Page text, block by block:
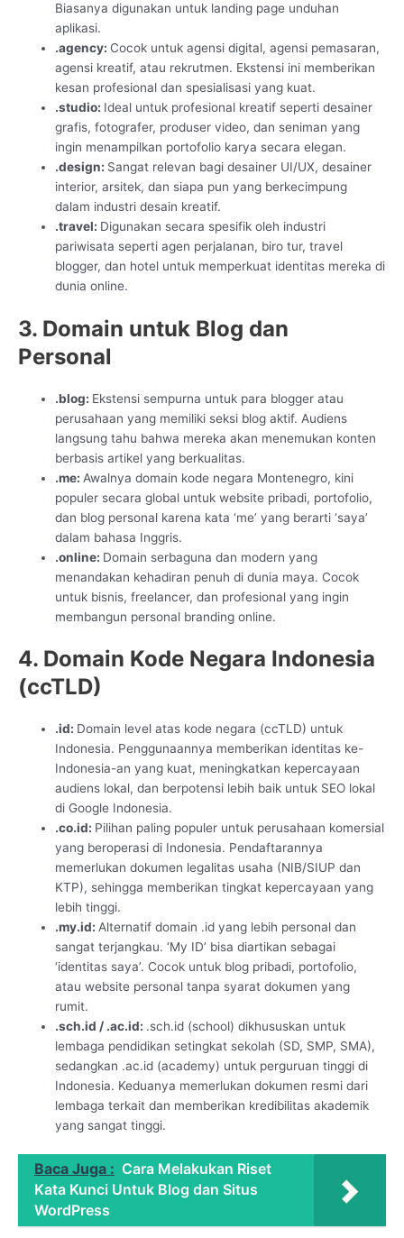
Biasanya digunakan untuk landing page unduhan
aplikasi.
.agency: Cocok untuk agensi digital, agensi pemasaran,
agensi kreatif, atau rekrutmen. Ekstensi ini memberikan
kesan profesional dan spesialisasi yang kuat.
.studio: Ideal untuk profesional kreatif seperti desainer
grafis, fotografer, produser video, dan seniman yang
ingin menampilkan portofolio karya secara elegan.
.design: Sangat relevan bagi desainer UI/UX, desainer
interior, arsitek, dan siapa pun yang berkecimpung
dalam industri desain kreatif.
.travel: Digunakan secara spesifik oleh industri
pariwisata seperti agen perjalanan, biro tur, travel
blogger, dan hotel untuk memperkuat identitas mereka di
dunia online.
3. Domain untuk Blog dan
Personal
.blog: Ekstensi sempurna untuk para blogger atau
perusahaan yang memiliki seksi blog aktif. Audiens
langsung tahu bahwa mereka akan menemukan konten
berbasis artikel yang berkualitas.
.me: Awalnya domain kode negara Montenegro, kini
populer secara global untuk website pribadi, portofolio,
dan blog personal karena kata ‘me’ yang berarti ‘saya’
dalam bahasa Inggris.
.online: Domain serbaguna dan modern yang
menandakan kehadiran penuh di dunia maya. Cocok
untuk bisnis, freelancer, dan profesional yang ingin
membangun personal branding online.
4. Domain Kode Negara Indonesia
(ccTLD)
.id: Domain level atas kode negara (ccTLD) untuk
Indonesia. Penggunaannya memberikan identitas ke-
Indonesia-an yang kuat, meningkatkan kepercayaan
audiens lokal, dan berpotensi lebih baik untuk SEO lokal
di Google Indonesia.
.co.id: Pilihan paling populer untuk perusahaan komersial
yang beroperasi di Indonesia. Pendaftarannya
memerlukan dokumen legalitas usaha (NIB/SIUP dan
KTP), sehingga memberikan tingkat kepercayaan yang
lebih tinggi.
.my.id:Alternatif domain .id yang lebih personal dan
sangat terjangkau. ‘My ID’ bisa diartikan sebagai
‘identitas saya’. Cocok untuk blog pribadi, portofolio,
atau website personal tanpa syarat dokumen yang
rumit.
.sch.id / .ac.id: .sch.id (school) dikhususkan untuk
lembaga pendidikan setingkat sekolah (SD, SMP, SMA),
sedangkan .ac.id (academy) untuk perguruan tinggi di
Indonesia. Keduanya memerlukan dokumen resmi dari
lembaga terkait dan memberikan kredibilitas akademik
yang sangat tinggi.
Baca Juga : Cara Melakukan Riset
Kata Kunci Untuk Blog dan Situs
WordPress